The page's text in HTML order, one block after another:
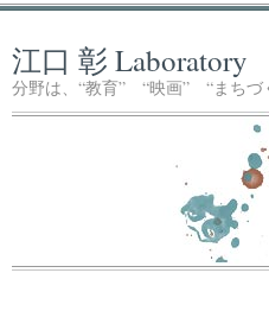
江口 彰 Laboratory
分野は、“教育” “映画” “まちづ